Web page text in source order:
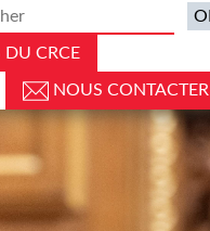
DU CRCE
NOUS CONTACTER